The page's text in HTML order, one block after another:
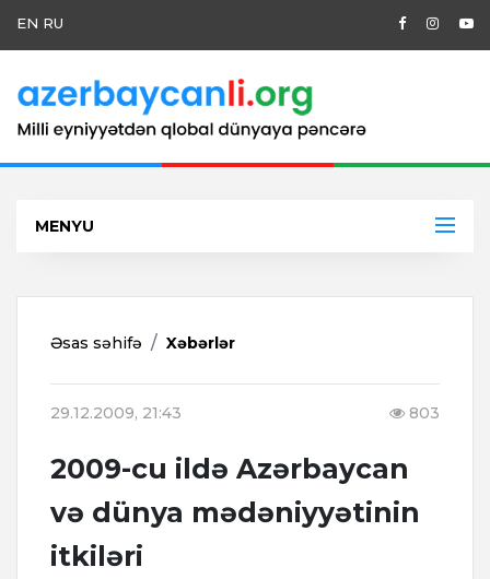
EN RU
MENYU
Əsas səhifə Xəbərlər
29.12.2009, 21:43 803
2009-cu ildə Azərbaycan
və dünya mədəniyyətinin
itkiləri